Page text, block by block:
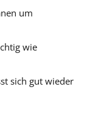
um
wie
sich gut wieder